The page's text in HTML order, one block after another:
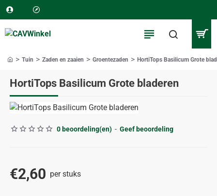
HortiTops Basilicum Grote bladeren
Tuin Zaden en zaaien Groentezaden HortiTops Basilicum Grote
0 beoordeling(en) - Geef beoordeling
€2,60 per stuks